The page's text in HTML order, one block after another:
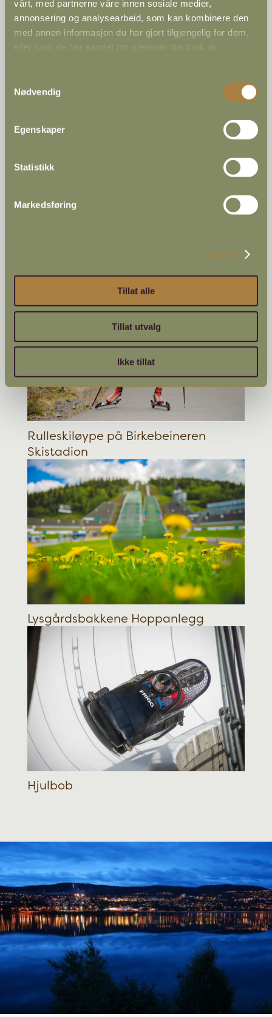
vårt, med partnerne våre innen sosiale medier,
annonsering og analysearbeid, som kan kombinere den
med annen informasjon du har gjort tilgjengelig for dem,
eller som de har samlet inn gjennom din bruk av
Nødvendig
Egenskaper
Statistikk
Markedsføring
Detaljer
Tillat alle
Tillat utvalg
Ikke tillat
Rulleskiløype på Birkebeineren
Skistadion
Lysgårdsbakkene Hoppanlegg
Hjulbob